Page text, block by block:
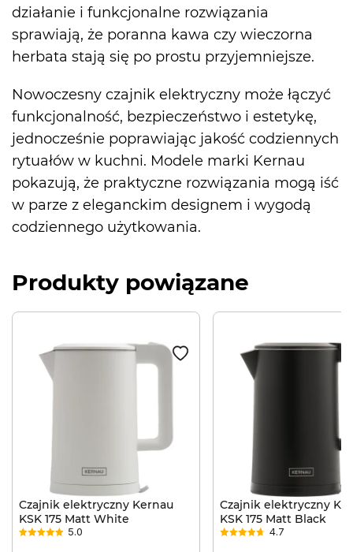
działanie i funkcjonalne rozwiązania
sprawiają, że poranna kawa czy wieczorna
herbata stają się po prostu przyjemniejsze.
Nowoczesny czajnik elektryczny może łączyć
funkcjonalność, bezpieczeństwo i estetykę,
jednocześnie poprawiając jakość codziennych
rytuałów w kuchni. Modele marki Kernau
pokazują, że praktyczne rozwiązania mogą iść
w parze z eleganckim designem i wygodą
codziennego użytkowania.
Produkty powiązane
Czajnik elektryczny Kernau
KSK 175 Matt White
5.0
Czajnik elektryczny
KSK 175 Matt Black
4.7